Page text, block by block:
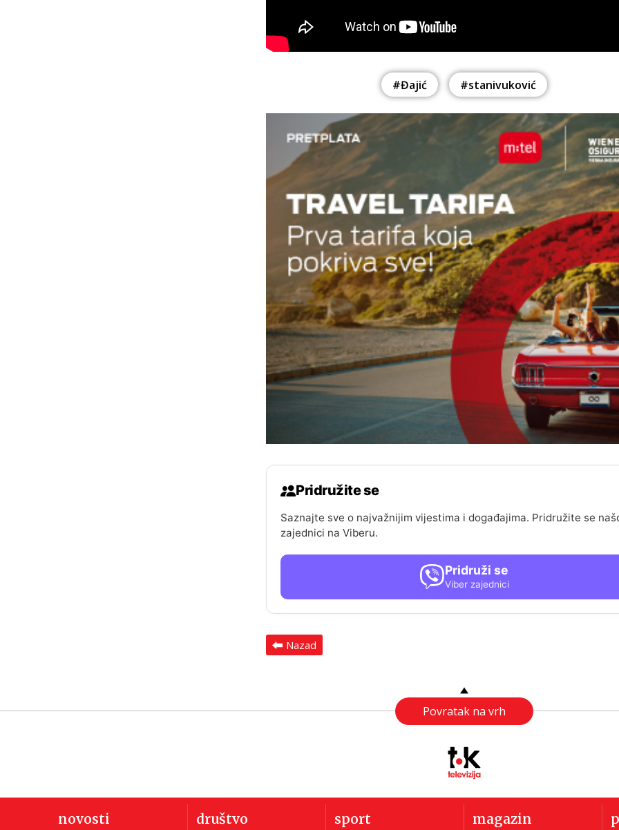
#Đajić #stanivuković
Pridružite se
Saznajte sve o najvažnijim vijestima i događajima. Pridružite se
zajednici na Viberu.
Pridruži se
Viber zajednici
Nazad
Povratak na vrh
novosti društvo sport magazin